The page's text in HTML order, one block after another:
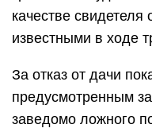
качестве
известными в ходе
За отказ от дачи
предусмотренным
заведомо ложного